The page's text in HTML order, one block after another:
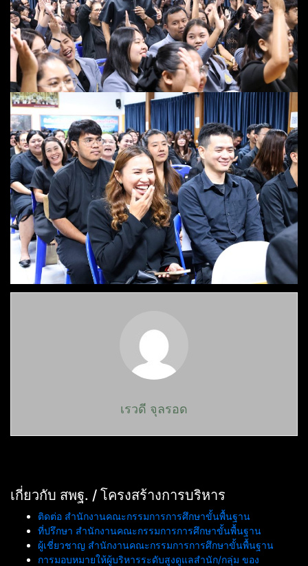
เรวดี จุลรอด
เกี่ยวกับ สพฐ. / โครงสร้างการบริหาร
ติดต่อ สำนักงานคณะกรรมการการศึกษาขั้นพื้นฐาน
ที่ปรึกษา สำนักงานคณะกรรมการการศึกษาขั้นพื้นฐาน
ผู้เชี่ยวชาญ สำนักงานคณะกรรมการการศึกษาขั้นพื้นฐาน
การมอบหมายให้ผู้บริหารระดับสูงดูแลสำนัก/กลุ่ม ของ